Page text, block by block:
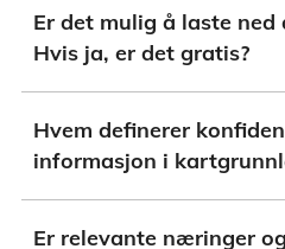
Er det mulig å laste ned
Hvis ja, er det gratis?
Hvem definerer
informasjon i
Er relevante næringer og